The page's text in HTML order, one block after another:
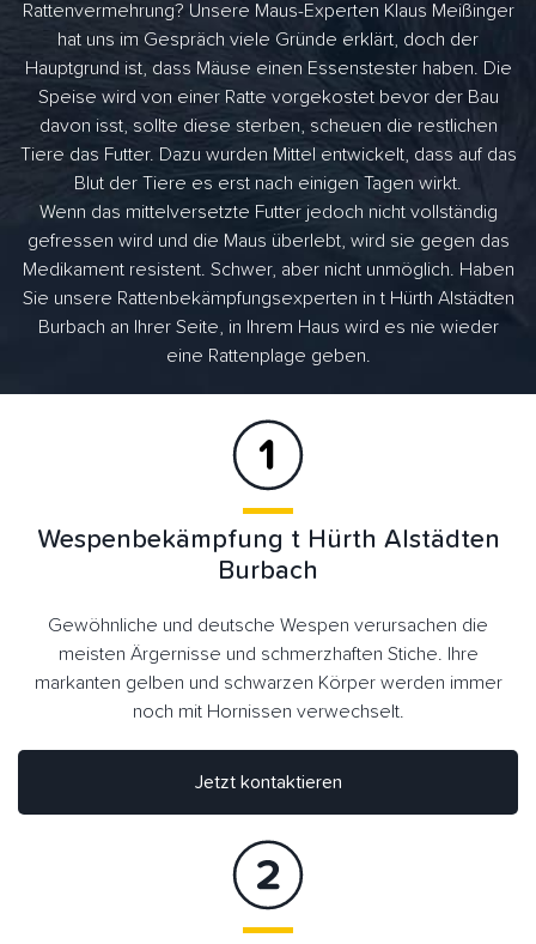
Rattenvermehrung? Unsere Maus-Experten Klaus Meißinger
hat uns im Gespräch viele Gründe erklärt, doch der
Hauptgrund ist, dass Mäuse einen Essenstester haben. Die
Speise wird von einer Ratte vorgekostet bevor der Bau
davon isst, sollte diese sterben, scheuen die restlichen
Tiere das Futter. Dazu wurden Mittel entwickelt, dass auf das
Blut der Tiere es erst nach einigen Tagen wirkt.
Wenn das mittelversetzte Futter jedoch nicht vollständig
gefressen wird und die Maus überlebt, wird sie gegen das
Medikament resistent. Schwer, aber nicht unmöglich. Haben
Sie unsere Rattenbekämpfungsexperten in t Hürth Alstädten
Burbach an Ihrer Seite, in Ihrem Haus wird es nie wieder
eine Rattenplage geben.
Wespenbekämpfung t Hürth Alstädten
Burbach
Gewöhnliche und deutsche Wespen verursachen die
meisten Ärgernisse und schmerzhaften Stiche. Ihre
markanten gelben und schwarzen Körper werden immer
noch mit Hornissen verwechselt.
Jetzt kontaktieren